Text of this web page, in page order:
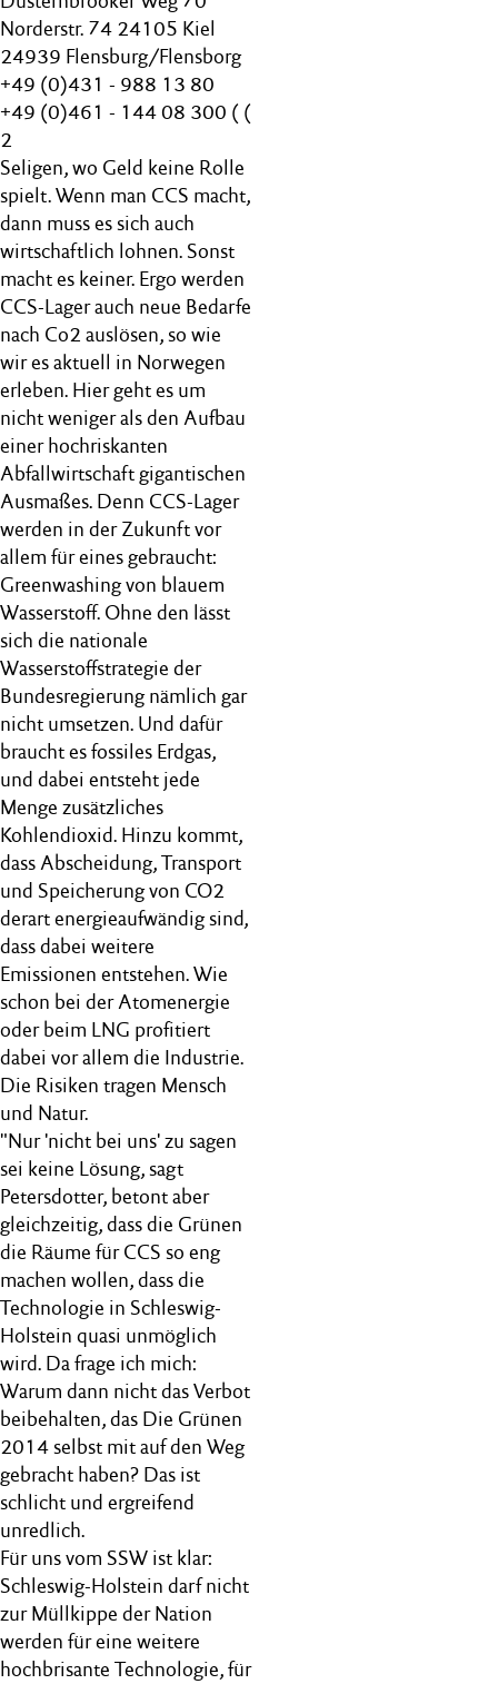
Norderstr. 74 24105 Kiel
24939 Flensburg/Flensborg
+49 (0)431 - 988 13 80
+49 (0)461 - 144 08 300 ( (
2
Seligen, wo Geld keine Rolle
spielt. Wenn man CCS macht,
dann muss es sich auch
wirtschaftlich lohnen. Sonst
macht es keiner. Ergo werden
CCS-Lager auch neue Bedarfe
nach Co2 auslösen, so wie
wir es aktuell in Norwegen
erleben. Hier geht es um
nicht weniger als den Aufbau
einer hochriskanten
Abfallwirtschaft gigantischen
Ausmaßes. Denn CCS-Lager
werden in der Zukunft vor
allem für eines gebraucht:
Greenwashing von blauem
Wasserstoff. Ohne den lässt
sich die nationale
Wasserstoffstrategie der
Bundesregierung nämlich gar
nicht umsetzen. Und dafür
braucht es fossiles Erdgas,
und dabei entsteht jede
Menge zusätzliches
Kohlendioxid. Hinzu kommt,
dass Abscheidung, Transport
und Speicherung von CO2
derart energieaufwändig sind,
dass dabei weitere
Emissionen entstehen. Wie
schon bei der Atomenergie
oder beim LNG profitiert
dabei vor allem die Industrie.
Die Risiken tragen Mensch
und Natur.
"Nur 'nicht bei uns' zu sagen
sei keine Lösung, sagt
Petersdotter, betont aber
gleichzeitig, dass die Grünen
die Räume für CCS so eng
machen wollen, dass die
Technologie in Schleswig-
Holstein quasi unmöglich
wird. Da frage ich mich:
Warum dann nicht das Verbot
beibehalten, das Die Grünen
2014 selbst mit auf den Weg
gebracht haben? Das ist
schlicht und ergreifend
unredlich.
Für uns vom SSW ist klar:
Schleswig-Holstein darf nicht
zur Müllkippe der Nation
werden für eine weitere
hochbrisante Technologie, für